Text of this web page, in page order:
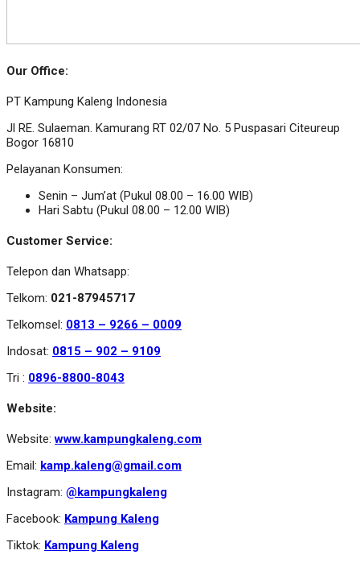
Our Office:
PT Kampung Kaleng Indonesia
Jl RE. Sulaeman. Kamurang RT 02/07 No. 5 Puspasari Citeureup
Bogor 16810
Pelayanan Konsumen:
Senin – Jum’at (Pukul 08.00 – 16.00 WIB)
Hari Sabtu (Pukul 08.00 – 12.00 WIB)
Customer Service:
Telepon dan Whatsapp:
Telkom: 021-87945717
Telkomsel: 0813 – 9266 – 0009
Indosat: 0815 – 902 – 9109
Tri : 0896-8800-8043
Website:
Website:www.kampungkaleng.com
Email: kamp.kaleng@gmail.com
Instagram: @kampungkaleng
Facebook: Kampung Kaleng
Tiktok: Kampung Kaleng